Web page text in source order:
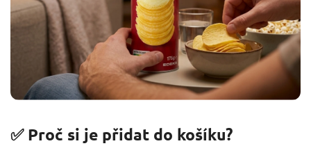
✅ Proč si je přidat do košíku?